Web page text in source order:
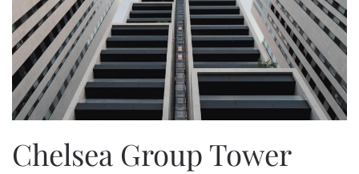
Chelsea Group Tower